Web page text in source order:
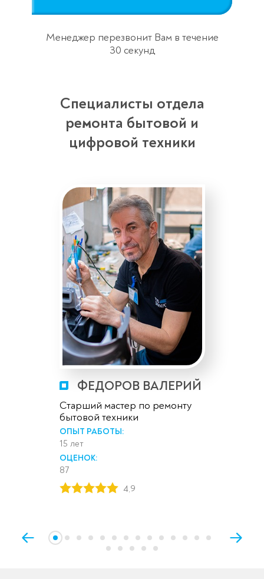
Менеджер перезвонит Вам в течение
30 секунд
Специалисты отдела
ремонта бытовой и
цифровой техники
ФЕДОРОВ ВАЛЕРИЙ
Старший мастер по ремонту
бытовой техники
ОПЫТ РАБОТЫ:
15 лет
ОЦЕНОК:
87
4,9